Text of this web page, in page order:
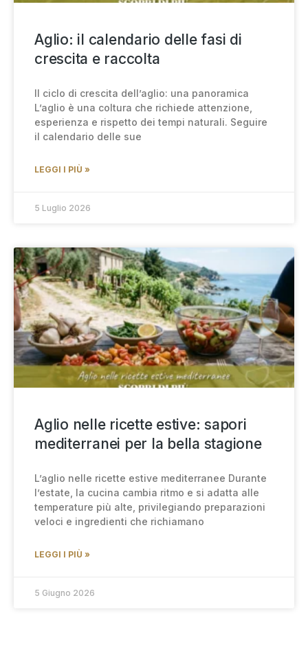
Aglio: il calendario delle fasi di
crescita e raccolta
Il ciclo di crescita dell’aglio: una panoramica
L’aglio è una coltura che richiede attenzione,
esperienza e rispetto dei tempi naturali. Seguire
il calendario delle sue
LEGGI I PIÙ »
5 Luglio 2026
Aglio nelle ricette estive: sapori
mediterranei per la bella stagione
L’aglio nelle ricette estive mediterranee Durante
l’estate, la cucina cambia ritmo e si adatta alle
temperature più alte, privilegiando preparazioni
veloci e ingredienti che richiamano
LEGGI I PIÙ »
5 Giugno 2026